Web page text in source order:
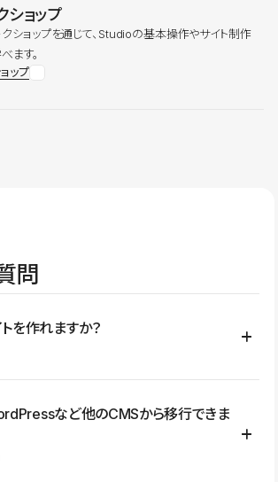
ショップ
ショップを通じて、Studioの基本操作やサイト制作
ます。
ップ
問
を作れますか？
、サービスサイト、LP、採用サイト、ブロ
ントサイト、店舗・商品紹介サイト、ポートフ
作できます。
など他のCMSから移行できま